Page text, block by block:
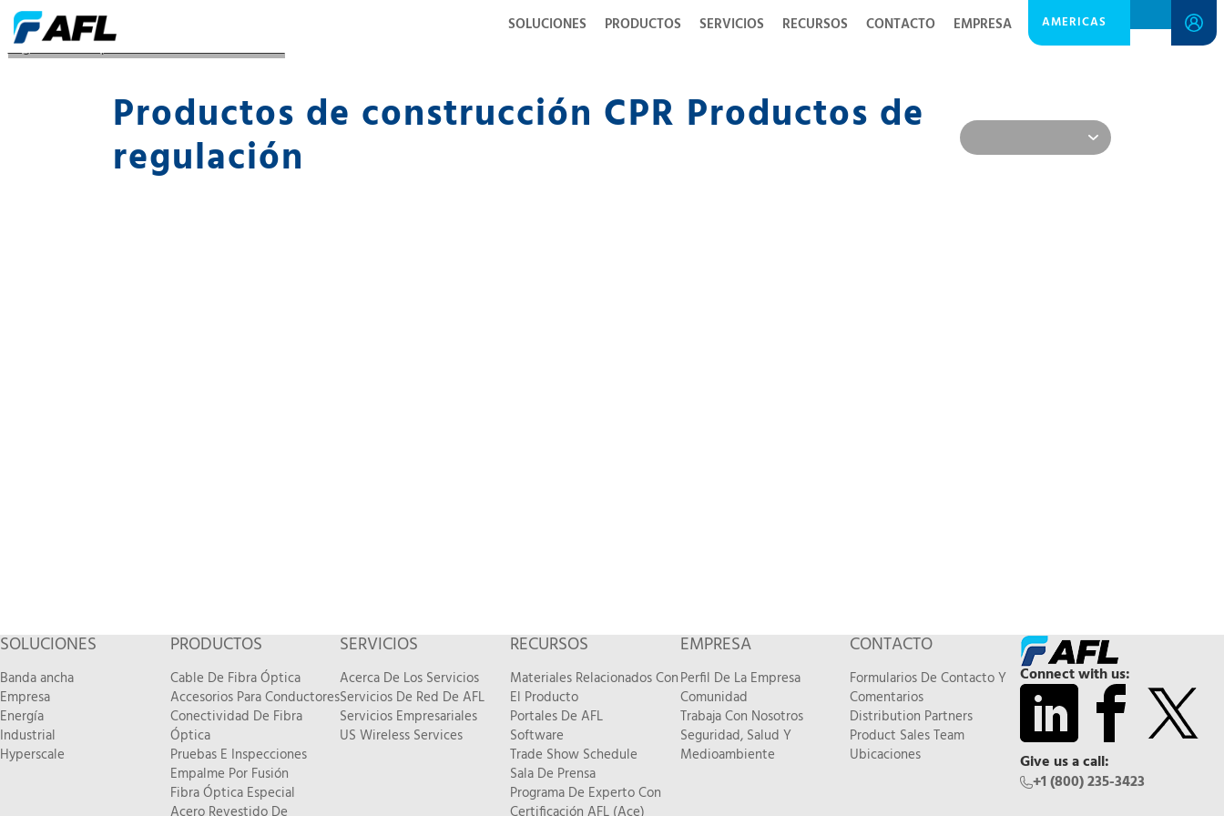
SOLUCIONES PRODUCTOS SERVICIOS RECURSOS CONTACTO EMPRESA AMERICAS
Reglamento de productos de construcción CPR
Productos de construcción CPR Productos de
regulación
SOLUCIONES
Banda ancha
Empresa
Energía
Industrial
Hyperscale
PRODUCTOS
Cable De Fibra Óptica
Accesorios Para Conductores
Conectividad De Fibra
Óptica
Pruebas E Inspecciones
Empalme Por Fusión
Fibra Óptica Especial
SERVICIOS
Acerca De Los Servicios
Servicios De Red De AFL
Servicios Empresariales
US Wireless Services
RECURSOS
Materiales Relacionados Con
El Producto
Portales De AFL
Software
Trade Show Schedule
Sala De Prensa
Programa De Experto Con
EMPRESA
Perfil De La Empresa
Comunidad
Trabaja Con Nosotros
Seguridad, Salud Y
Medioambiente
CONTACTO
Formularios De Contacto Y
Comentarios
Distribution Partners
Product Sales Team
Ubicaciones
Connect with us:
Give us a call:
+1 (800) 235-3423